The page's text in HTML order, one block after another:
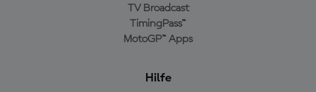
TV Broadcast
TimingPass™
MotoGP™ Apps
Hilfe